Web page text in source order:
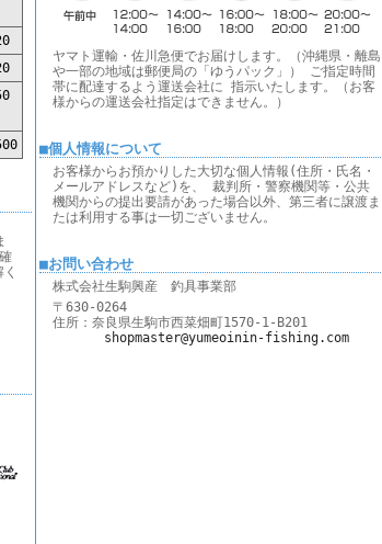
ヤマト運輸・佐川急便でお届けします。（沖縄県・離島
や一部の地域は郵便局の「ゆうパック」） ご指定時間
帯に配達するよう運送会社に 指示いたします。（お客
様からの運送会社指定はできません。）
■個人情報について
お客様からお預かりした大切な個人情報(住所・氏名・
メールアドレスなど)を、 裁判所・警察機関等・公共
機関からの提出要請があった場合以外、第三者に譲渡ま
たは利用する事は一切ございません。
■お問い合わせ
株式会社生駒興産 釣具事業部
〒630-0264
住所：奈良県生駒市西菜畑町1570-1-B201
shopmaster@yumeoinin-fishing.com